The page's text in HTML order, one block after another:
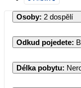
Osoby: 2 dospělí
Odkud pojedete:
Délka pobytu: